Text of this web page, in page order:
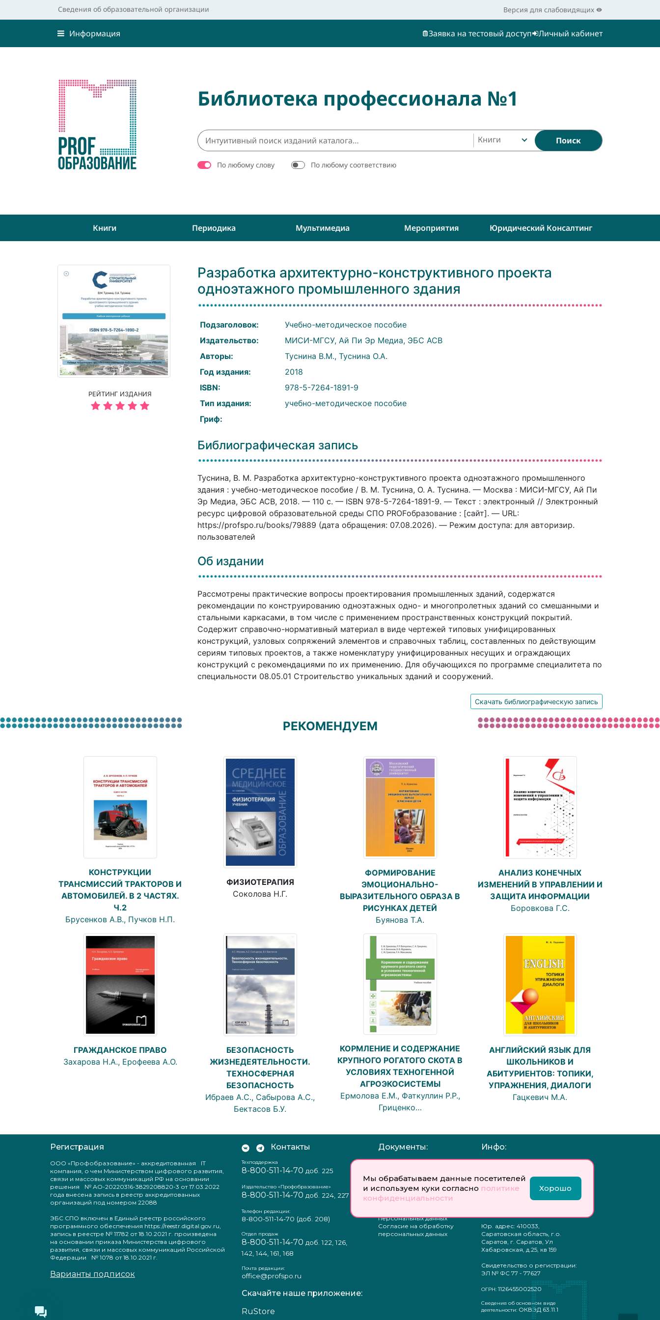
Мы обрабатываем данные посетителей
и используем куки согласно политике
конфиденциальности
Хорошо
Сведения об образовательной организации Версия для слабовидящих
Информация Заявка на тестовый доступ Личный кабинет
Библиотека профессионала №1
Книги Поиск
По любому слову По любому соответствию
Книги Периодика Мультимедиа Мероприятия Юридический Консалтинг
РЕЙТИНГ ИЗДАНИЯ
Разработка архитектурно-конструктивного проекта
одноэтажного промышленного здания
Подзаголовок:
Учебно-методическое пособие
Издательство:
МИСИ-МГСУ, Ай Пи Эр Медиа, ЭБС АСВ
Авторы:
Туснина В.М., Туснина О.А.
Год издания:
2018
ISBN:
978-5-7264-1891-9
Тип издания:
учебно-методическое пособие
Гриф:
Библиографическая запись
Туснина, В. М. Разработка архитектурно-конструктивного проекта одноэтажного промышленного
здания : учебно-методическое пособие / В. М. Туснина, О. А. Туснина. — Москва : МИСИ-МГСУ, Ай Пи
Эр Медиа, ЭБС АСВ, 2018. — 110 c. — ISBN 978-5-7264-1891-9. — Текст : электронный // Электронный
ресурс цифровой образовательной среды СПО PROFобразование : [сайт]. — URL:
https://profspo.ru/books/79889 (дата обращения: 07.08.2026). — Режим доступа: для авторизир.
пользователей
Об издании
Рассмотрены практические вопросы проектирования промышленных зданий, содержатся
рекомендации по конструированию одноэтажных одно- и многопролетных зданий со смешанными и
стальными каркасами, в том числе с применением пространственных конструкций покрытий.
Содержит справочно-нормативный материал в виде чертежей типовых унифицированных
конструкций, узловых сопряжений элементов и справочных таблиц, составленных по действующим
сериям типовых проектов, а также номенклатуру унифицированных несущих и ограждающих
конструкций с рекомендациями по их применению. Для обучающихся по программе специалитета по
специальности 08.05.01 Строительство уникальных зданий и сооружений.
Скачать библиографическую запись
РЕКОМЕНДУЕМ
КОНСТРУКЦИИ
ТРАНСМИССИЙ ТРАКТОРОВ И
АВТОМОБИЛЕЙ. В 2 ЧАСТЯХ.
Ч.2
Брусенков А.В., Пучков Н.П.
ФИЗИОТЕРАПИЯ
Соколова Н.Г.
ФОРМИРОВАНИЕ
ЭМОЦИОНАЛЬНО-
ВЫРАЗИТЕЛЬНОГО ОБРАЗА В
РИСУНКАХ ДЕТЕЙ
Буянова Т.А.
АНАЛИЗ КОНЕЧНЫХ
ИЗМЕНЕНИЙ В УПРАВЛЕНИИ И
ЗАЩИТА ИНФОРМАЦИИ
Боровкова Г.С.
ГРАЖДАНСКОЕ ПРАВО
Захарова Н.А., Ерофеева А.О.
БЕЗОПАСНОСТЬ
ЖИЗНЕДЕЯТЕЛЬНОСТИ.
ТЕХНОСФЕРНАЯ
БЕЗОПАСНОСТЬ
Ибраев А.С., Сабырова А.С.,
Бектасов Б.У.
КОРМЛЕНИЕ И СОДЕРЖАНИЕ
КРУПНОГО РОГАТОГО СКОТА В
УСЛОВИЯХ ТЕХНОГЕННОЙ
АГРОЭКОСИСТЕМЫ
Ермолова Е.М., Фаткуллин Р.Р.,
Гриценко…
АНГЛИЙСКИЙ ЯЗЫК ДЛЯ
ШКОЛЬНИКОВ И
АБИТУРИЕНТОВ: ТОПИКИ,
УПРАЖНЕНИЯ, ДИАЛОГИ
Гацкевич М.А.
Регистрация
ООО «Профобразование» - аккредитованная IT
компания, о чем Министерством цифрового развития,
связи и массовых коммуникаций РФ на основании
решения № АО-20220316-3829208820-3 от 17.03.2022
года внесена запись в реестр аккредитованных
организаций под номером 22088
ЭБС СПО включен в Единый реестр российского
программного обеспечения https://reestr.digital.gov.ru,
запись в реестре № 11782 от 18.10.2021 г. произведена
на основании приказа Министерства цифрового
развития, связи и массовых коммуникаций Российской
Федерации № 1078 от 18.10.2021 г.
Варианты подписок
Контакты
Техподдержка
8-800-511-14-70 доб. 225
Издательство «Профобразование»
8-800-511-14-70 доб. 224, 227
Телефон редакции:
8-800-511-14-70 (доб. 208)
Отдел продаж
8-800-511-14-70 доб. 122, 126,
142, 144, 161, 168
Почта редакции:
office@profspo.ru
Скачайте наше приложение:
RuStore
Документы:
Пользовательское
соглашение
Политика
конфиденциальности
персональных данных
Согласие на обработку
персональных данных
Инфо:
ответственностью
«Профобразование»
Главный редактор: Богатырева
Юр. адрес: 410033,
Саратовская область, г.о.
Саратов, г. Саратов, Ул
Хабаровская, д.25, кв 159
Свидетельство о регистрации:
ЭЛ № ФС 77 - 77627
ОГРН: 1126455002520
Сведения об основном виде
деятельности: ОКВЭД 63.11.1